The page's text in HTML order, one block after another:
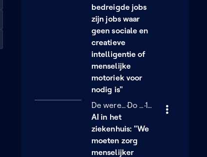
bedreigde jobs
zijn jobs waar
geen sociale en
creatieve
intelligentie of
menselijke
motoriek voor
nodig is"
De wereld van Sofie Donderdag 5 maart
Do 05/03 10 minuten
10 min
AI in het
ziekenhuis: "We
moeten zorg
menselijker